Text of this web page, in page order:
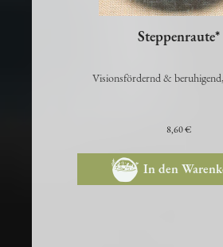
Steppenraute*
Visionsfördernd &
8,60 €
In den